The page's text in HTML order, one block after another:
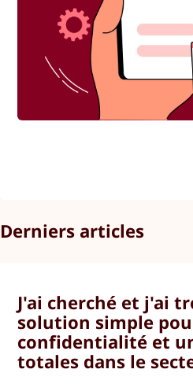
Derniers articles
J'ai cherché et j'ai
solution simple
confidentialité et
totales dans le